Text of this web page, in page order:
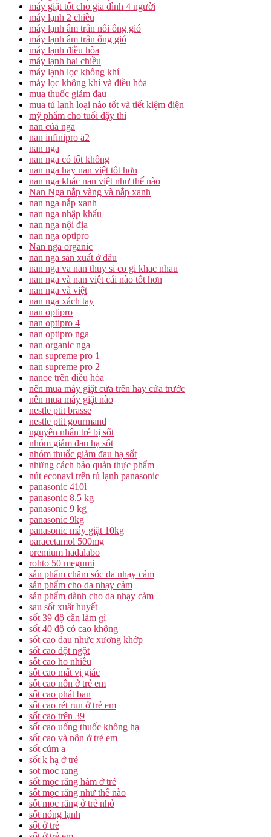
máy giặt tốt cho gia đình 4 người
máy lạnh 2 chiều
máy lạnh âm trần nối ống gió
máy lạnh âm trần ống gió
máy lạnh điều hòa
máy lạnh hai chiều
máy lạnh lọc không khí
máy lọc không khí và điều hòa
mua thuốc giảm đau
mua tủ lạnh loại nào tốt và tiết kiệm điện
mỹ phẩm cho tuổi dậy thì
nan của nga
nan infinipro a2
nan nga
nan nga có tốt không
nan nga hay nan việt tốt hơn
nan nga khác nan việt như thế nào
Nan Nga nắp vàng và nắp xanh
nan nga nắp xanh
nan nga nhập khẩu
nan nga nội địa
nan nga optipro
Nan nga organic
nan nga sản xuất ở đâu
nan nga va nan thuy si co gi khac nhau
nan nga và nan việt cái nào tốt hơn
nan nga và việt
nan nga xách tay
nan optipro
nan optipro 4
nan optipro nga
nan organic nga
nan supreme pro 1
nan supreme pro 2
nanoe trên điều hòa
nên mua máy giặt cửa trên hay cửa trước
nên mua máy giặt nào
nestle ptit brasse
nestle ptit gourmand
nguyên nhân trẻ bị sốt
nhóm giảm đau hạ sốt
nhóm thuốc giảm đau hạ sốt
những cách bảo quản thực phẩm
nút econavi trên tủ lạnh panasonic
panasonic 410l
panasonic 8.5 kg
panasonic 9 kg
panasonic 9kg
panasonic máy giặt 10kg
paracetamol 500mg
premium hadalabo
rohto 50 megumi
sản phẩm chăm sóc da nhạy cảm
sản phẩm cho da nhạy cảm
sản phẩm dành cho da nhạy cảm
sau sốt xuất huyết
sốt 39 độ cần làm gì
sốt 40 độ có cao không
sốt cao đau nhức xương khớp
sốt cao đột ngột
sốt cao ho nhiều
sốt cao mất vị giác
sốt cao nôn ở trẻ em
sốt cao phát ban
sốt cao rét run ở trẻ em
sốt cao trên 39
sốt cao uống thuốc không hạ
sốt cao và nôn ở trẻ em
sốt cúm a
sốt k hạ ở trẻ
sot moc rang
sốt mọc răng hàm ở trẻ
sốt mọc răng như thế nào
sốt mọc răng ở trẻ nhỏ
sốt nóng lạnh
sốt ở trẻ